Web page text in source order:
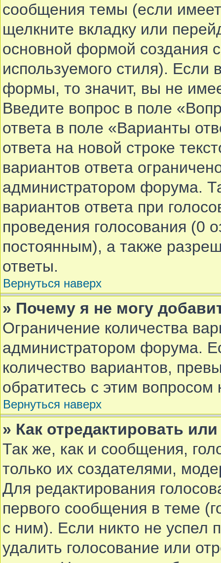
сообщения темы (если
щелкните вкладку или
основной формой создания
используемого стиля). Если
формы, то значит, вы не
Введите вопрос в поле
ответа в поле «Варианты
ответа на новой строке
вариантов ответа
администратором форума.
вариантов ответа при
проведения голосования (0
постоянным), а также
ответы.
Вернуться наверх
» Почему я не могу
Ограничение количества
администратором форума.
количество вариантов,
обратитесь с этим вопросом
Вернуться наверх
» Как отредактировать
Так же, как и сообщения,
только их создателями,
Для редактирования
первого сообщения в теме
с ним). Если никто не успел
удалить голосование или